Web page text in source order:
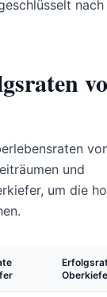
nach
und
um die